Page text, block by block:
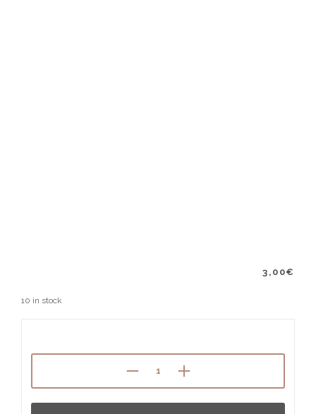
3,00€
10 in stock